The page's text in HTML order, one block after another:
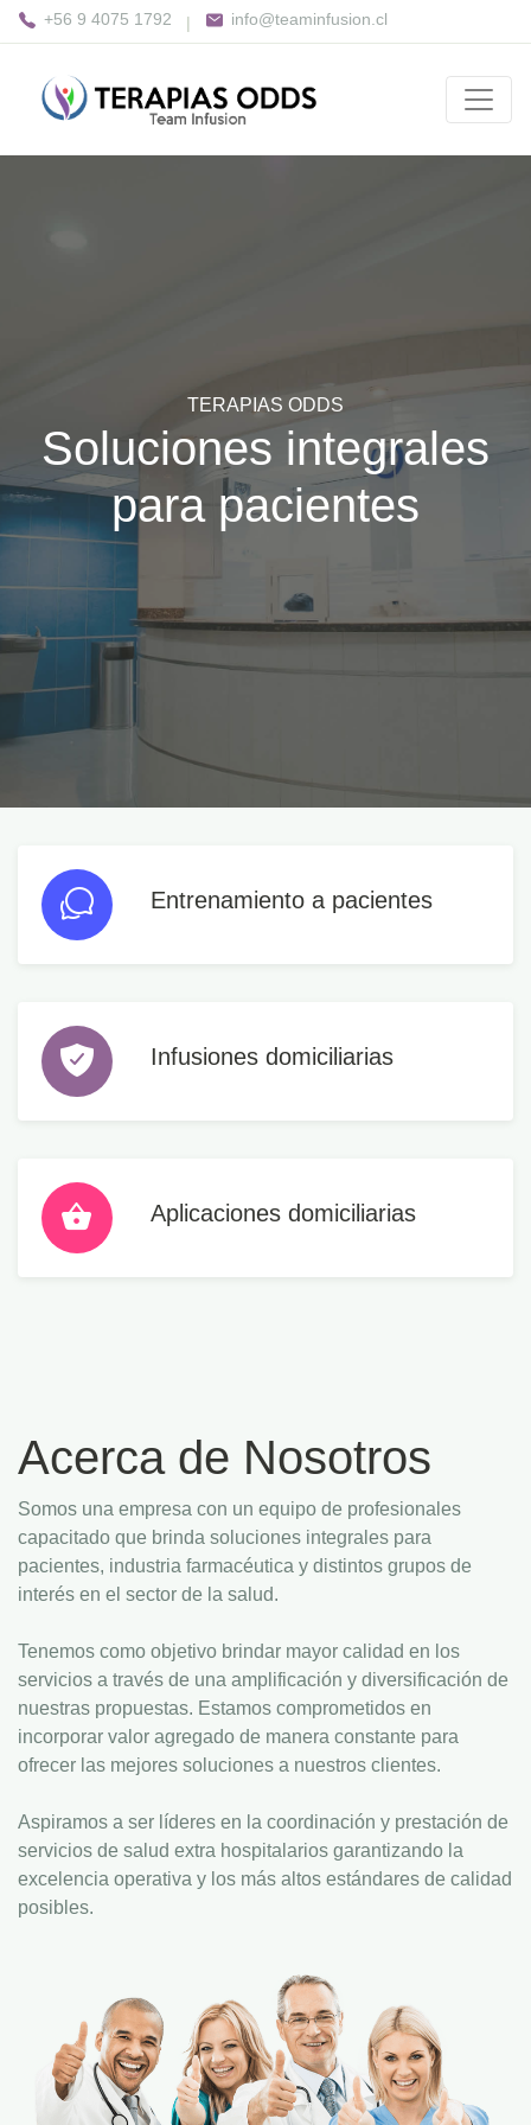
+56 9 4075 1792 | info@teaminfusion.cl
TERAPIAS ODDS
Soluciones integrales
para pacientes
Entrenamiento a pacientes
Infusiones domiciliarias
Aplicaciones domiciliarias
Acerca de Nosotros
Somos una empresa con un equipo de profesionales
capacitado que brinda soluciones integrales para
pacientes, industria farmacéutica y distintos grupos de
interés en el sector de la salud.
Tenemos como objetivo brindar mayor calidad en los
servicios a través de una amplificación y diversificación de
nuestras propuestas. Estamos comprometidos en
incorporar valor agregado de manera constante para
ofrecer las mejores soluciones a nuestros clientes.
Aspiramos a ser líderes en la coordinación y prestación de
servicios de salud extra hospitalarios garantizando la
excelencia operativa y los más altos estándares de calidad
posibles.